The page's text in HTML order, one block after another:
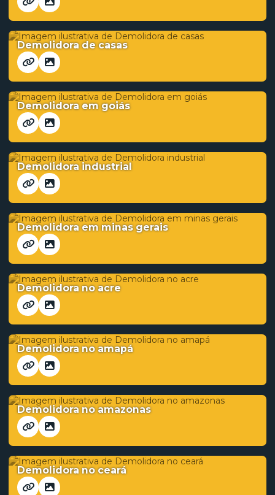
Demolidora de casas
Demolidora em goiás
Demolidora industrial
Demolidora em minas gerais
Demolidora no acre
Demolidora no amapá
Demolidora no amazonas
Demolidora no ceará